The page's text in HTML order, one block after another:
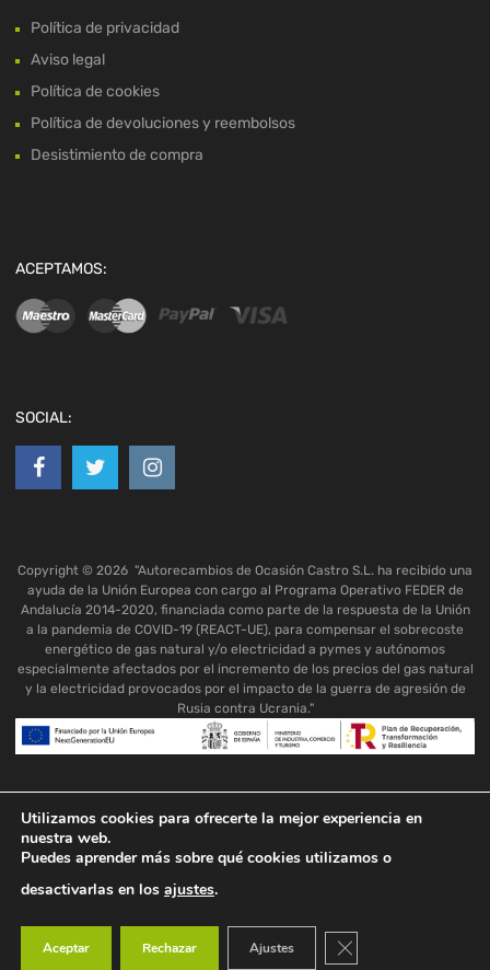
Política de privacidad
Aviso legal
Política de cookies
Política de devoluciones y reembolsos
Desistimiento de compra
ACEPTAMOS:
SOCIAL:
Copyright © 2026 "Autorecambios de Ocasión Castro S.L. ha recibido una
ayuda de la Unión Europea con cargo al Programa Operativo FEDER de
Andalucía 2014-2020, financiada como parte de la respuesta de la Unión
a la pandemia de COVID-19 (REACT-UE), para compensar el sobrecoste
energético de gas natural y/o electricidad a pymes y autónomos
especialmente afectados por el incremento de los precios del gas natural
y la electricidad provocados por el impacto de la guerra de agresión de
Rusia contra Ucrania."
Utilizamos cookies para ofrecerte la mejor experiencia en
nuestra web.
Puedes aprender más sobre qué cookies utilizamos o
desactivarlas en los ajustes.
Aceptar Rechazar Ajustes Cerrar el banner de